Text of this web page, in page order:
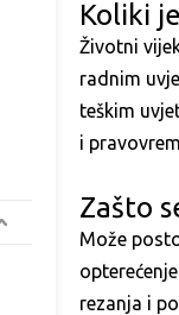
Koliki
Životni
radnim
teškim
i
Zašto
Može
rezanja i